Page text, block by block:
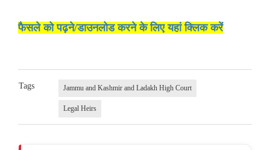
फैसले को पढ़ने/डाउनलोड करने के लिए यहां क्लिक करें
Tags Jammu and Kashmir and Ladakh High Court
Legal Heirs